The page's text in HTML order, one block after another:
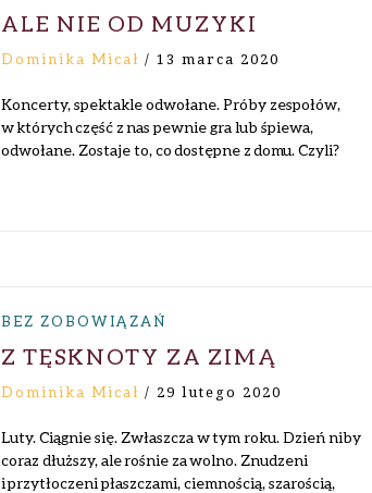
ALE NIE OD MUZYKI
Dominika Micał / 13 marca 2020
Koncerty, spektakle odwołane. Próby zespołów,
w których część z nas pewnie gra lub śpiewa,
odwołane. Zostaje to, co dostępne z domu. Czyli?
BEZ ZOBOWIĄZAŃ
Z TĘSKNOTY ZA ZIMĄ
Dominika Micał / 29 lutego 2020
Luty. Ciągnie się. Zwłaszcza w tym roku. Dzień niby
coraz dłuższy, ale rośnie za wolno. Znudzeni
i przytłoczeni płaszczami, ciemnością, szarością,